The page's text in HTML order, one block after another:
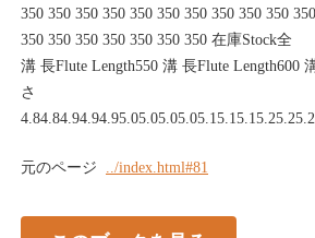
350 350 350 350 350 350 350 350 350 350
350 350 350 350 350 350 350 在庫Stock
溝 長Flute Length550 溝 長Flute Length600
さ
元のページ ../index.html#81